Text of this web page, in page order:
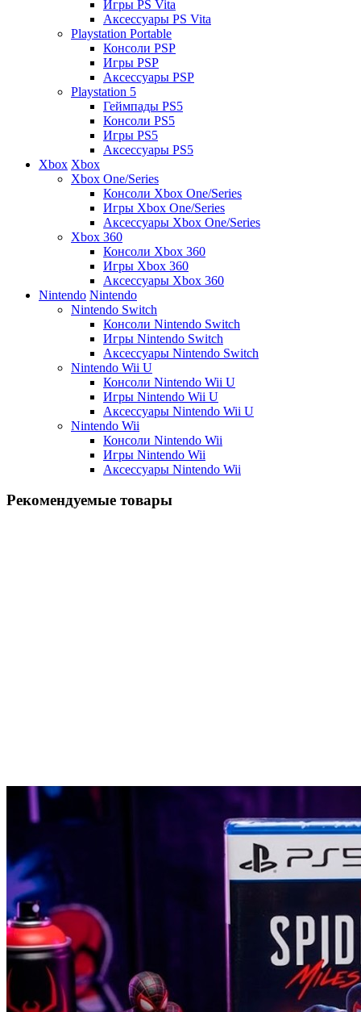
Игры PS Vita
Аксессуары PS Vita
Playstation Portable
Консоли PSP
Игры PSP
Аксессуары PSP
Playstation 5
Геймпады PS5
Консоли PS5
Игры PS5
Аксессуары PS5
Xbox Xbox
Xbox One/Series
Консоли Xbox One/Series
Игры Xbox One/Series
Аксессуары Xbox One/Series
Xbox 360
Консоли Xbox 360
Игры Xbox 360
Аксессуары Xbox 360
Nintendo Nintendo
Nintendo Switch
Консоли Nintendo Switch
Игры Nintendo Switch
Аксессуары Nintendo Switch
Nintendo Wii U
Консоли Nintendo Wii U
Игры Nintendo Wii U
Аксессуары Nintendo Wii U
Nintendo Wii
Консоли Nintendo Wii
Игры Nintendo Wii
Аксессуары Nintendo Wii
Рекомендуемые товары